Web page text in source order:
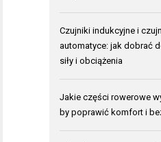
Czujniki indukcyjne i
automatyce: jak dobrać
siły i obciążenia
Jakie części rowerowe
by poprawić komfort i